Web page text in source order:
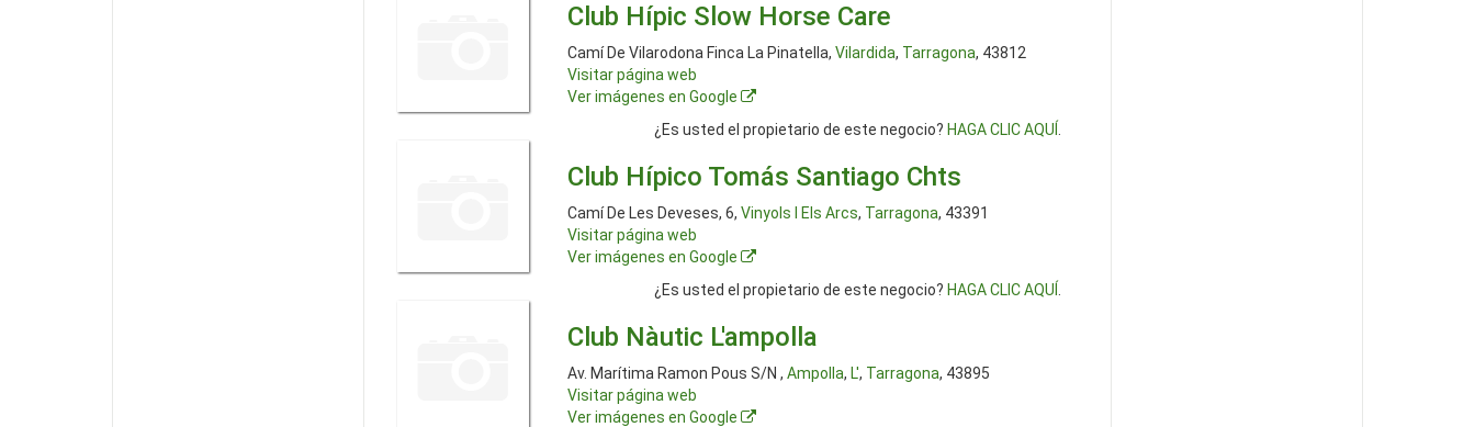
Club Hípic Slow Horse Care
Camí De Vilarodona Finca La Pinatella, Vilardida, Tarragona, 43812
Visitar página web
Ver imágenes en Google
¿Es usted el propietario de este negocio? HAGA CLIC AQUÍ
Club Hípico Tomás Santiago Chts
Camí De Les Deveses, 6, Vinyols I Els Arcs, Tarragona, 43391
Visitar página web
Ver imágenes en Google
¿Es usted el propietario de este negocio? HAGA CLIC AQUÍ
Club Nàutic L'ampolla
Av. Marítima Ramon Pous S/N , Ampolla, L', Tarragona, 43895
Visitar página web
Ver imágenes en Google